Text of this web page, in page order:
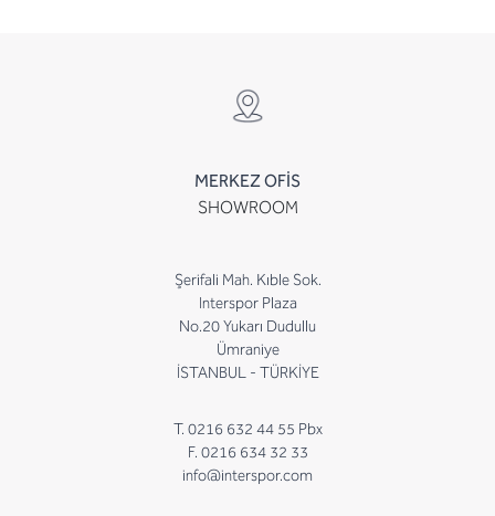
MERKEZ OFİS
SHOWROOM
Şerifali Mah. Kıble Sok.
Interspor Plaza
No.20 Yukarı Dudullu
Ümraniye
İSTANBUL - TÜRKİYE
T. 0216 632 44 55 Pbx
F. 0216 634 32 33
info@interspor.com